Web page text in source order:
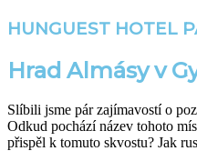
HUNGUEST HOTEL
Hrad Almásy v
Slíbili jsme pár zajímavostí o
Odkud pochází název tohoto
přispěl k tomuto skvostu? Jak